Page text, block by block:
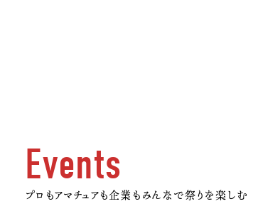
Events
プロもアマチュアも企業もみんなで祭りを楽しむ